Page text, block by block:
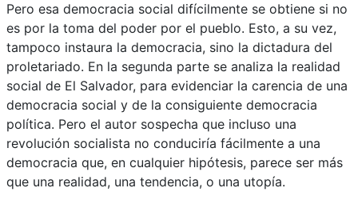
Pero esa democracia social difícilmente se obtiene si no
es por la toma del poder por el pueblo. Esto, a su vez,
tampoco instaura la democracia, sino la dictadura del
proletariado. En la segunda parte se analiza la realidad
social de El Salvador, para evidenciar la carencia de una
democracia social y de la consiguiente democracia
política. Pero el autor sospecha que incluso una
revolución socialista no conduciría fácilmente a una
democracia que, en cualquier hipótesis, parece ser más
que una realidad, una tendencia, o una utopía.